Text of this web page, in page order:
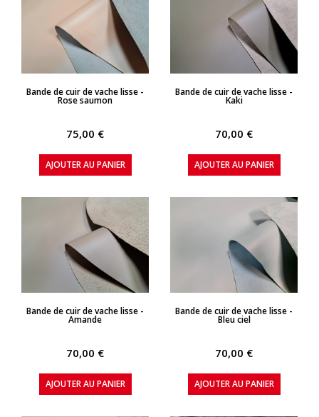
APERÇU RAPIDE
Bande de cuir de vache lisse -
Rose saumon
75,00 €
AJOUTER AU PANIER
APERÇU RAPIDE
Bande de cuir de vache lisse -
Kaki
70,00 €
AJOUTER AU PANIER
APERÇU RAPIDE
Bande de cuir de vache lisse -
Amande
70,00 €
AJOUTER AU PANIER
APERÇU RAPIDE
Bande de cuir de vache lisse -
Bleu ciel
70,00 €
AJOUTER AU PANIER